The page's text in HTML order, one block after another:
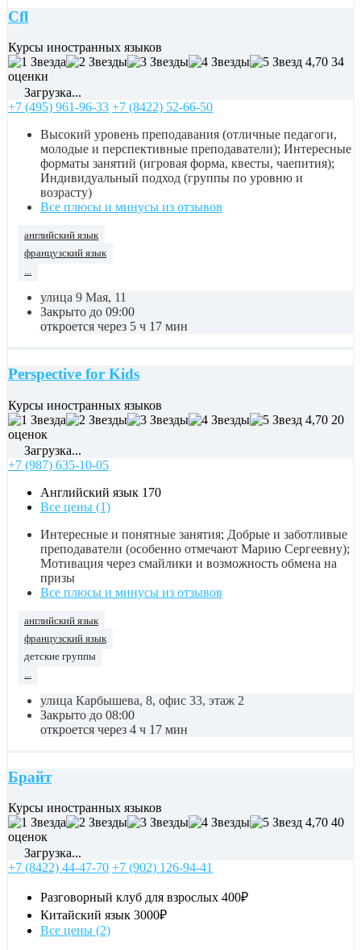
Cfl
Курсы иностранных языков
4,70 34
оценки
Загрузка...
+7 (495) 961-96-33 +7 (8422) 52-66-50
Высокий уровень преподавания (отличные педагоги,
молодые и перспективные преподаватели); Интересные
форматы занятий (игровая форма, квесты, чаепития);
Индивидуальный подход (группы по уровню и
возрасту)
Все плюсы и минусы из отзывов
английский язык
французский язык
...
улица 9 Мая, 11
Закрыто до 09:00
откроется через 5 ч 17 мин
Perspective for Kids
Курсы иностранных языков
4,70 20
оценок
Загрузка...
+7 (987) 635-10-05
Английский язык 170
Все цены (1)
Интересные и понятные занятия; Добрые и заботливые
преподаватели (особенно отмечают Марию Сергеевну);
Мотивация через смайлики и возможность обмена на
призы
Все плюсы и минусы из отзывов
английский язык
французский язык
детские группы
улица Карбышева, 8, офис 33, этаж 2
Закрыто до 08:00
откроется через 4 ч 17 мин
Брайт
Курсы иностранных языков
4,70 40
оценок
Загрузка...
+7 (8422) 44-47-70 +7 (902) 126-94-41
Разговорный клуб для взрослых 400₽
Китайский язык 3000₽
Все цены (2)